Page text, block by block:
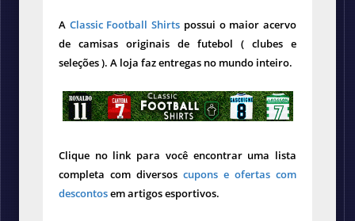
A Classic Football Shirts possui o maior acervo
de camisas originais de futebol ( clubes e
seleções ). A loja faz entregas no mundo inteiro.
Clique no link para você encontrar uma lista
completa com diversos cupons e ofertas com
descontosem artigos esportivos.